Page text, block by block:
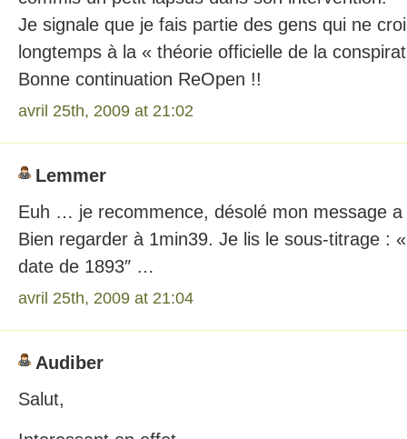
Je signale que je fais partie des gens qui ne
longtemps à la « théorie officielle de la
Bonne continuation ReOpen !!
avril 25th, 2009 at 21:02
Lemmer
Euh … je recommence, désolé mon message
Bien regarder à 1min39. Je lis le sous-titrage :
date de 1893″ …
avril 25th, 2009 at 21:04
Audiber
Salut,